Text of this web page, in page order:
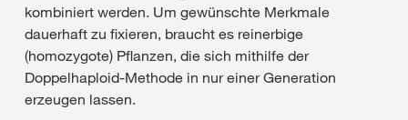
kombiniert werden. Um gewünschte Merkmale
dauerhaft zu fixieren, braucht es reinerbige
(homozygote) Pflanzen, die sich mithilfe der
Doppelhaploid‑Methode in nur einer Generation
erzeugen lassen.